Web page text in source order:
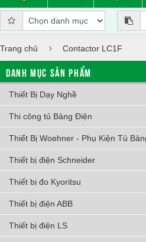
Trang chủ Contactor LC1F
DANH MỤC SẢN PHẨM
Thiết Bị Dạy Nghề
Thi công tủ Bảng Điện
Thiết bị điện Schneider
Thiết bị đo Kyoritsu
Thiết bị điện ABB
Thiết bị điện LS